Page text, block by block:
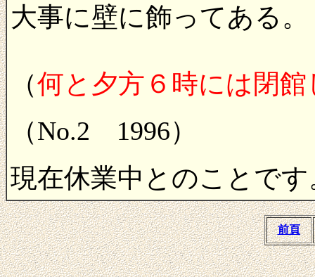
大事に壁に飾ってある。
（何と夕方６時には閉
（No.2 1996）
現在休業中とのことで
前頁